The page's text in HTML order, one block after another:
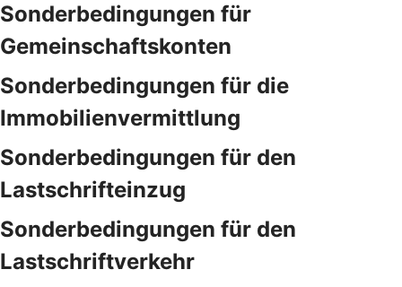
Sonderbedingungen für
Gemeinschaftskonten
Sonderbedingungen für die
Immobilienvermittlung
Sonderbedingungen für den
Lastschrifteinzug
Sonderbedingungen für den
Lastschriftverkehr